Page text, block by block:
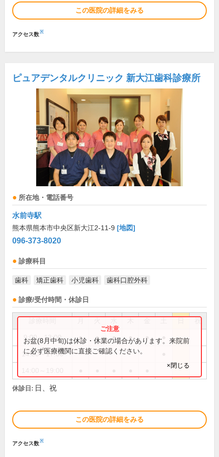
この医院の詳細をみる
アクセス数※
ピュアデンタルクリニック 新大江歯科診療所
所在地・電話番号
水前寺駅
熊本県熊本市中央区新大江2-11-9 [地図]
096-373-8020
診療科目
歯科 矯正歯科 小児歯科 歯科口腔外科
診療/受付時間・休診日
祝
9:00～13:00 ● ● ● ● ●
14:00～17:00
お盆(8月中旬)は休診・休業の場合があります。来院前
に必ず医療機関に直接ご確認ください。
×閉じる
休診日: 日、祝
この医院の詳細をみる
アクセス数※